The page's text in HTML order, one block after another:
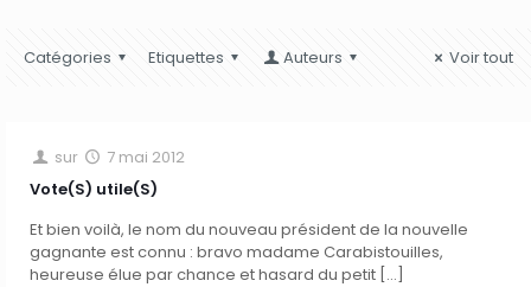
Catégories Etiquettes Auteurs Voir tout
sur
7 mai 2012
Vote(S) utile(S)
Et bien voilà, le nom du nouveau président de la nouvelle
gagnante est connu : bravo madame Carabistouilles,
heureuse élue par chance et hasard du petit […]